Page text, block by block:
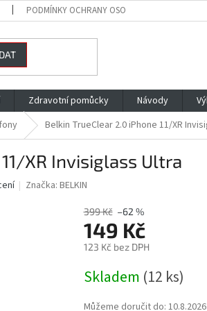
PODMÍNKY OCHRANY OSOBNÍCH ÚDAJŮ
Zdravotní pomůcky Návody
Belkin TrueClear 2.0 iPhone 11/XR
XR Invisiglass Ultra
Značka:BELKIN
399 Kč –62 %
149 Kč
123 Kč bez DPH
cena:
Skladem (12 ks)
Můžeme doručit do: 10.8.2026